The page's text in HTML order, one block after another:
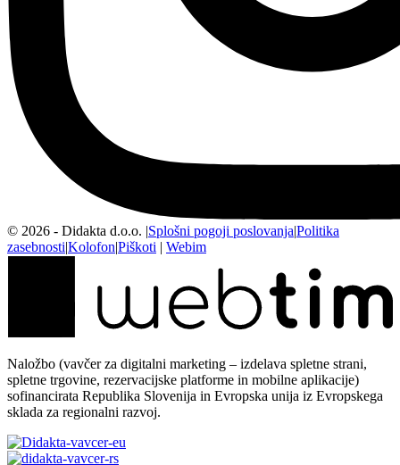
© 2026 - Didakta d.o.o. |Splošni pogoji poslovanja|Politika
zasebnosti|Kolofon|Piškoti | Webim
Naložbo (vavčer za digitalni marketing – izdelava spletne strani,
spletne trgovine, rezervacijske platforme in mobilne aplikacije)
sofinancirata Republika Slovenija in Evropska unija iz Evropskega
sklada za regionalni razvoj.